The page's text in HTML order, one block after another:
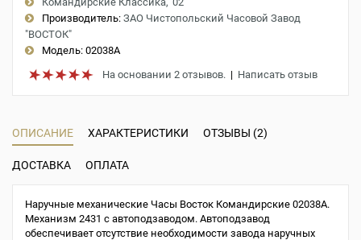
Производитель: ЗАО Чистопольский Часовой Завод
"ВОСТОК"
Модель: 02038A
На основании 2 отзывов. | Написать отзыв
ОПИСАНИЕ ХАРАКТЕРИСТИКИ ОТЗЫВЫ (2)
ДОСТАВКА ОПЛАТА
Наручные механические Часы Восток Командирские 02038A.
Механизм 2431 с автоподзаводом. Автоподзавод
обеспечивает отсутствие необходимости завода наручных